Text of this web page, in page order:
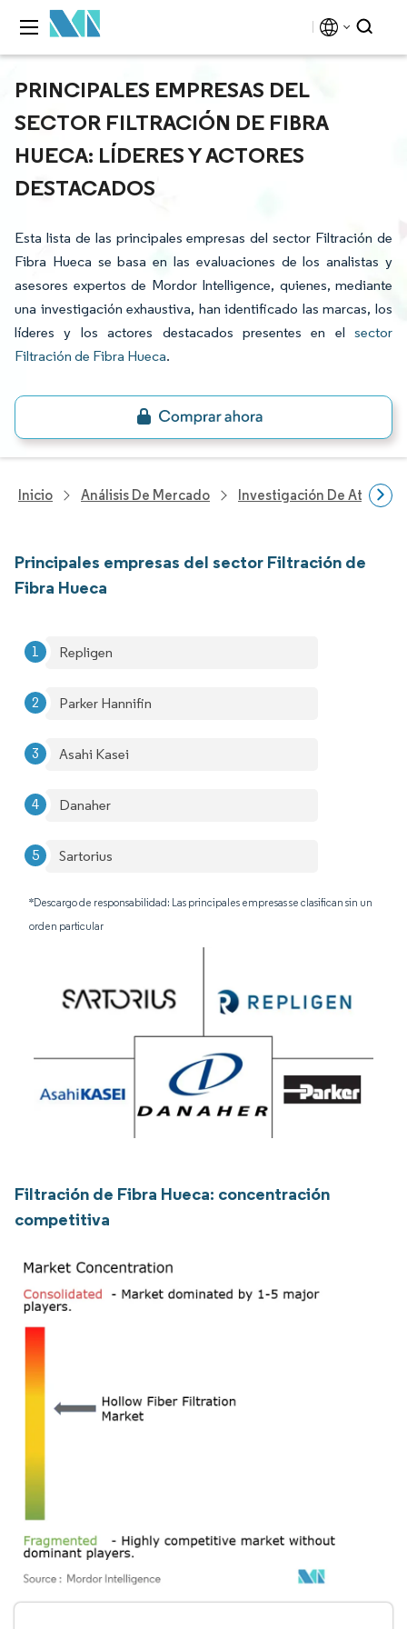
PRINCIPALES EMPRESAS DEL
SECTOR FILTRACIÓN DE FIBRA
HUECA: LÍDERES Y ACTORES
DESTACADOS
Esta lista de las principales empresas del sector Filtración de
Fibra Hueca se basa en las evaluaciones de los analistas y
asesores expertos de Mordor Intelligence, quienes, mediante
una investigación exhaustiva, han identificado las marcas, los
líderes y los actores destacados presentes en el sector
Filtración de Fibra Hueca.
Inicio Análisis De Mercado Investigación De
Principales empresas del sector Filtración de
Fibra Hueca
Repligen
Parker Hannifin
Asahi Kasei
Danaher
Sartorius
*Descargo de responsabilidad: Las principales empresas se clasifican sin un
orden particular
Filtración de Fibra Hueca: concentración
competitiva